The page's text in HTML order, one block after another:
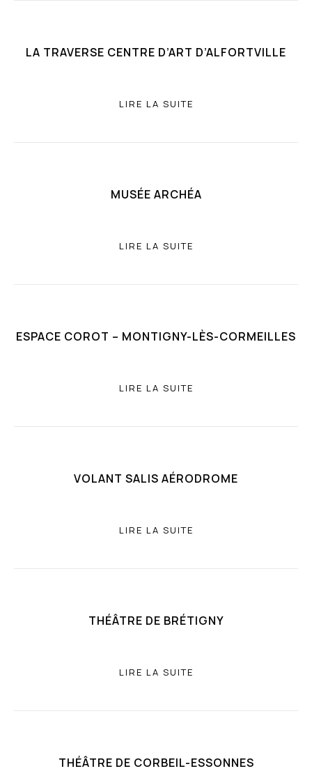
LA TRAVERSE CENTRE D’ART D’ALFORTVILLE
LIRE LA SUITE
MUSÉE ARCHÉA
LIRE LA SUITE
ESPACE COROT – MONTIGNY-LÈS-CORMEILLES
LIRE LA SUITE
VOLANT SALIS AÉRODROME
LIRE LA SUITE
THÉÂTRE DE BRÉTIGNY
LIRE LA SUITE
THÉÂTRE DE CORBEIL-ESSONNES